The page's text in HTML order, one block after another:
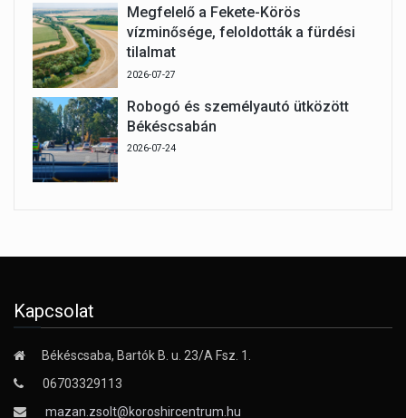
Megfelelő a Fekete-Körös
vízminősége, feloldották a fürdési
tilalmat
2026-07-27
Robogó és személyautó ütközött
Békéscsabán
2026-07-24
Kapcsolat
Békéscsaba, Bartók B. u. 23/A Fsz. 1.
06703329113
mazan.zsolt@koroshircentrum.hu